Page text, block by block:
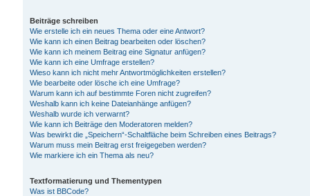
Beiträge schreiben
Wie erstelle ich ein neues Thema oder eine Antwort?
Wie kann ich einen Beitrag bearbeiten oder löschen?
Wie kann ich meinem Beitrag eine Signatur anfügen?
Wie kann ich eine Umfrage erstellen?
Wieso kann ich nicht mehr Antwortmöglichkeiten erstellen?
Wie bearbeite oder lösche ich eine Umfrage?
Warum kann ich auf bestimmte Foren nicht zugreifen?
Weshalb kann ich keine Dateianhänge anfügen?
Weshalb wurde ich verwarnt?
Wie kann ich Beiträge den Moderatoren melden?
Was bewirkt die „Speichern“-Schaltfläche beim Schreiben eines Beitrags?
Warum muss mein Beitrag erst freigegeben werden?
Wie markiere ich ein Thema als neu?
Textformatierung und Thementypen
Was ist BBCode?